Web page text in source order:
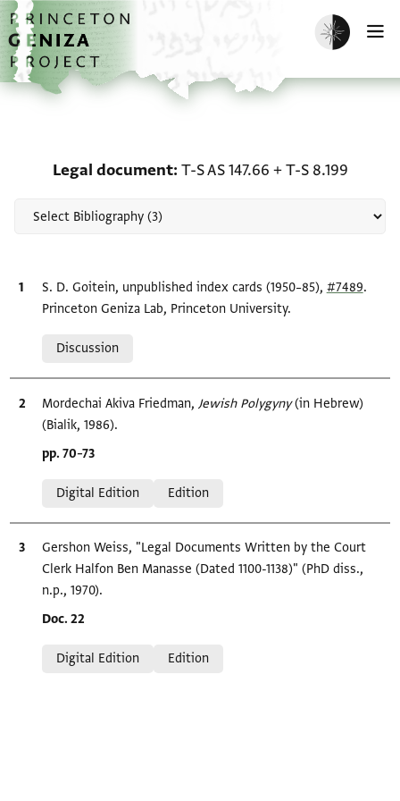
Skip to main content
home
Enable dark
Legal document T-S AS 147.66 +T-S 8.199
Bibliographic citation
S. D. Goitein, unpublished index cards (1950–85), #7489.
Princeton Geniza Lab, Princeton University.
Discussion
Bibliographic citation
Mordechai Akiva Friedman, Jewish Polygyny‎(in Hebrew)
(Bialik, 1986).
Location in source
pp. 70–73
Digital Edition
Edition
Bibliographic citation
Gershon Weiss, "Legal Documents Written by the Court
Clerk Halfon Ben Manasse (Dated 1100-1138)" (PhD diss.,
n.p., 1970).
Location in source
Doc. 22
Digital Edition
Edition